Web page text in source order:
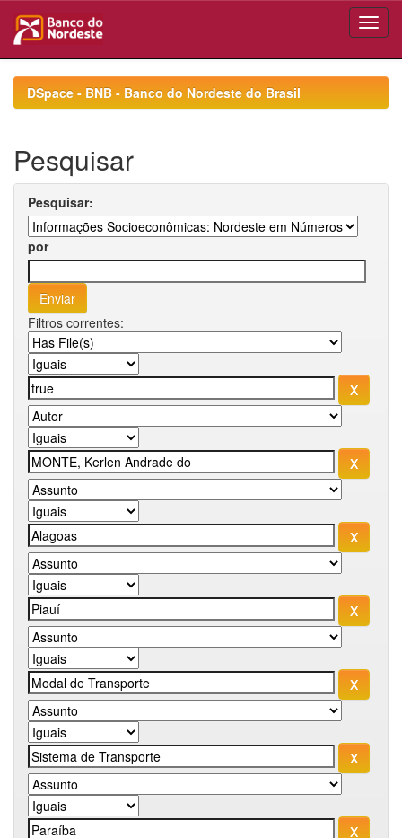
navigationDSpace - BNB - Banco do Nordeste do Brasil
Pesquisar
Pesquisar:
por
Filtros correntes: